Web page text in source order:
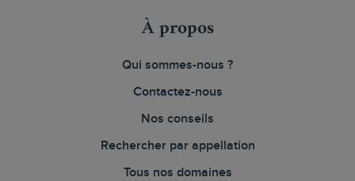
À propos
Qui sommes-nous ?
Contactez-nous
Nos conseils
Rechercher par appellation
Tous nos domaines